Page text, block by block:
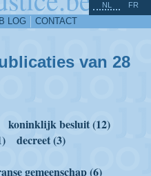
LOG CONTACT
NL FR
van 28
koninklijk besluit (12)
decreet (3)
gemeenschap (6)
^